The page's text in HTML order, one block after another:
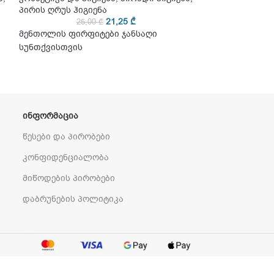
პირის ღრუს ჰიგიენა
25,00₾ 21,25 ₾
მენთოლის ფირფიტები ჯანსაღი
სუნთქვისთვის
ᲘᲜᲤᲝᲠᲛᲐᲪᲘᲐ
წესები და პირობები
კონფიდენციალობა
მიწოდების პირობები
დაბრუნების პოლიტიკა